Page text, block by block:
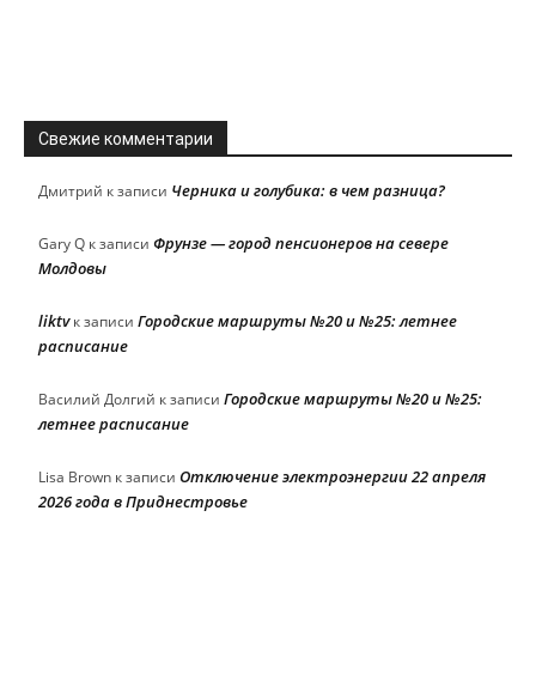
Свежие комментарии
Дмитрий к записи Черника и голубика: в чем разница?
Gary Q к записи Фрунзе — город пенсионеров на севере
Молдовы
liktvк записи Городские маршруты №20 и №25: летнее
расписание
Василий Долгий к записи Городские маршруты №20 и №25:
летнее расписание
Lisa Brown к записи Отключение электроэнергии 22 апреля
2026 года в Приднестровье